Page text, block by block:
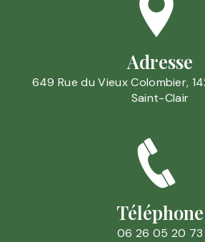
Adresse
649 Rue du Vieux Colombier,
Saint-Clair
Téléphone
06 26 05 20 73